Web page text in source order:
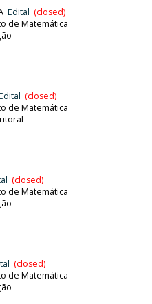
Edital (closed)
de Matemática
(closed)
de Matemática
(closed)
de Matemática
(closed)
de Matemática